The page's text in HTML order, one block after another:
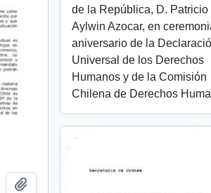
de la República, D. Patricio
Aylwin Azocar, en
aniversario de la
Universal de los Derechos
Humanos y de la Comisión
Chilena de Derechos